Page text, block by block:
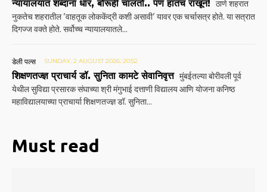
न्यायालयात शब्दांना धार, बोरूही चालतो.. पण हातचं राखून! ठाणे शहरात
नुकतेच शहरातील 'वाहतूक लोककेंद्री कशी असावी' यावर एक चर्चासत्र होते. या सत्रात
दिगज्ज वक्ते होते. सर्वोच्च न्यायालयातले...
डेली पल्स SUNDAY, 2 AUGUST 2026, 20:52
शिक्षणतज्ज्ञ प्राचार्य डॉ. सुनिता कामटे सेवानिवृत्त मुंबईतल्या बोरीवली पूर्व
येथील सुविद्या प्रसारक संघाच्या श्री मंगुभाई दत्ताणी विद्यालय आणि योजना कनिष्ठ
महाविद्यालयाच्या प्राचार्या शिक्षणतज्ज्ञ डॉ. सुनिता...
Must read